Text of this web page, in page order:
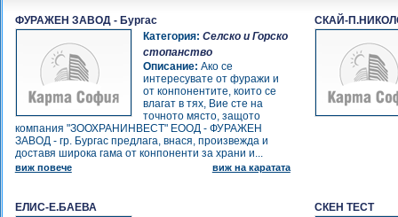
ФУРАЖЕН ЗАВОД - Бургас
Категория: Селско и Горско
стопанство
Описание: Ако се
интересувате от фуражи и
от конпонентите, които се
влагат в тях, Вие сте на
точното място, защото
компания "ЗООХРАНИНВЕСТ" ЕООД - ФУРАЖЕН
ЗАВОД - гр. Бургас предлага, внася, произвежда и
доставя широка гама от конпоненти за храни и...
виж повече виж на каратата
СКАЙ-
ЕЛИС-Е.БАЕВА
СКЕН ТЕСТ